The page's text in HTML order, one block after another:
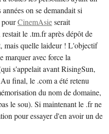
on se demandait si
pourCinemAsieserait
le .tm.fr après dépôt de
mais quelle laideur ! L'objectif
marquer avec force la
s'appelait avant RisingSun,
final, le .com a été retenu
du nom de domaine,
le sou). Si maintenant le .fr ne
pour essayer d'en avoir un de